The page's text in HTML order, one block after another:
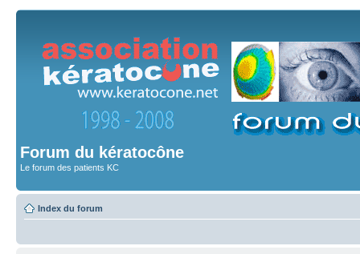
Forum du kératocône
Le forum des patients KC
Index du forum